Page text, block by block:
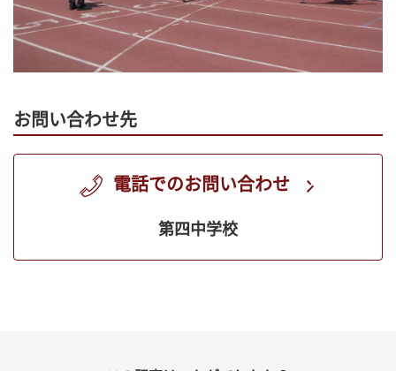
お問い合わせ先
電話でのお問い合わせ
第四中学校